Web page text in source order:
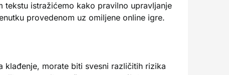
istražićemo kako pravilno upravljanje
provedenom uz omiljene online igre.
klađenje, morate biti svesni različitih rizika